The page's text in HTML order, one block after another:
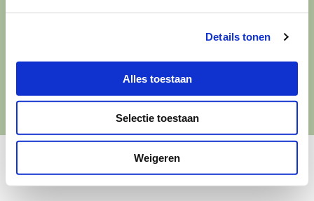
Details tonen
Alles toestaan
Selectie toestaan
Weigeren
Privacy
Disclaimer